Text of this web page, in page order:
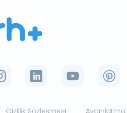
Gizlilik Sözleşmesi